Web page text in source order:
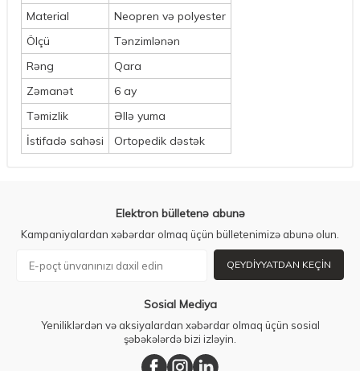
Material
Neopren və polyester
Ölçü
Tənzimlənən
Rəng
Qara
Zəmanət
6 ay
Təmizlik
Əllə yuma
İstifadə sahəsi
Ortopedik dəstək
Elektron bülletenə abunə
Kampaniyalardan xəbərdar olmaq üçün bülletenimizə abunə olun.
QEYDIYYATDAN KEÇIN
Sosial Mediya
Yeniliklərdən və aksiyalardan xəbərdar olmaq üçün sosial
şəbəkələrdə bizi izləyin.